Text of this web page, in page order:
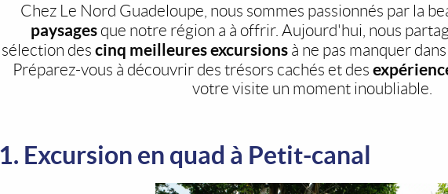
Chez Le Nord Guadeloupe, nous sommes passionnés par la
paysages que notre région a à offrir. Aujourd'hui, nous
sélection des cinq meilleures excursionsà ne pas manquer
Préparez-vous à découvrir des trésors cachés et des
votre visite un moment inoubliable.
1. Excursion en quad à Petit-canal